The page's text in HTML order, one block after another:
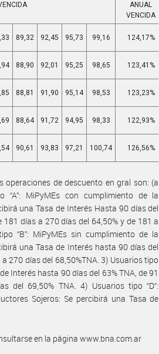
ANUAL
VENCIDA
89,32 92,45 95,73 99,16 124,17%
88,90 92,01 95,25 98,65 123,41%
88,81 91,90 95,14 98,53 123,23%
88,64 91,72 94,95 98,33 122,93%
90,61 93,83 97,21 100,74 126,56%
de descuento en gral son: (a
MiPyMEs con cumplimiento de la
una Tasa de Interés Hasta 90 días del
181 días a 270 días del 64,50% y de 181 a
“B”: MiPyMEs sin cumplimiento de la
una Tasa de Interés hasta 90 días del
270 días del 68,50%TNA. 3) Usuarios tipo
Interés hasta 90 días del 63% TNA, de 91
69,50% TNA. 4) Usuarios tipo “D”:
Sojeros: Se percibirá una Tasa de
en la página www.bna.com.ar